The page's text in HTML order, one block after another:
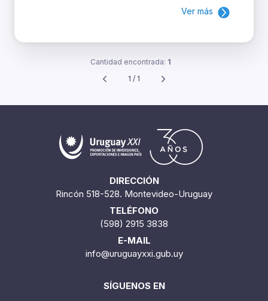
Ver más
Cantidad encontrada: 1
1 / 1
DIRECCIÓN
Rincón 518-528. Montevideo-Uruguay
TELÉFONO
(598) 2915 3838
E-MAIL
info@uruguayxxi.gub.uy
SÍGUENOS EN